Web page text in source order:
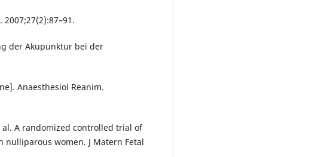
der Akupunktur bei der
Anaesthesiol Reanim.
al. A randomized controlled trial of
women. J Matern Fetal